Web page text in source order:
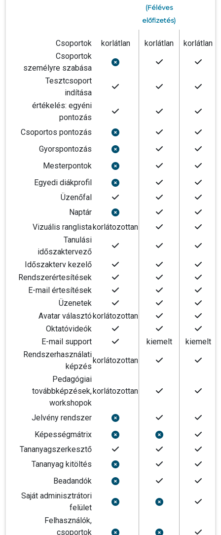
(Féléves
előfizetés)
Csoportok korlátlan korlátlan
korlátlan
Csoportok
személyre szabása
Tesztcsoport
indítása
értékelés: egyéni
pontozás
Csoportos pontozás
Gyorspontozás
Mesterpontok
Egyedi diákprofil
Üzenőfal
Naptár
Vizuális ranglistakorlátozottan
Tanulási
időszaktervező
Időszakterv kezelő
Rendszerértesítések
E-mail értesítések
Üzenetek
Avatar választókorlátozottan
Oktatóvideók
E-mail support
kiemelt
kiemelt
Rendszerhasználati
képzés
korlátozottan
Pedagógiai
továbbképzések,
workshopok
korlátozottan
Jelvény rendszer
Képességmátrix
Tananyagszerkesztő
Tananyag kitöltés
Beadandók
Saját adminisztrátori
felület
Felhasználók,
csoportok